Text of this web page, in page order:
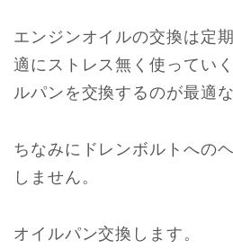
エンジンオイルの交換は定
適にストレス無く使ってい
ルパンを交換するのが最適
ちなみにドレンボルトへの
しません。
オイルパン交換します。